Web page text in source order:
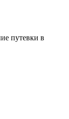
путевки в